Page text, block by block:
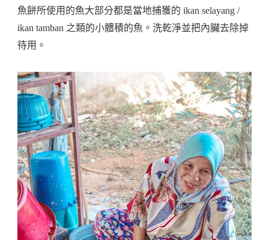
魚餅所使用的魚大部分都是當地捕獲的 ikan selayang /
ikan tamban 之類的小體積的魚。洗乾淨並把內臟去除掉
待用。